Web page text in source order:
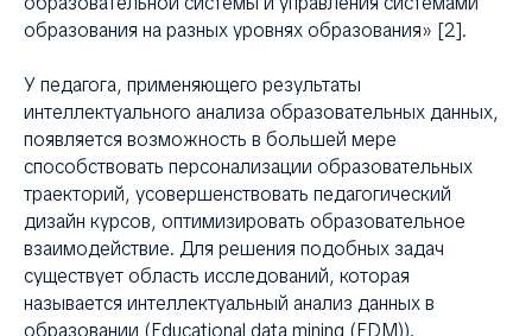
образования на разных уровнях образования» [2].
У педагога, применяющего результаты
интеллектуального анализа образовательных данных,
появляется возможность в большей мере
способствовать персонализации образовательных
траекторий, усовершенствовать педагогический
дизайн курсов, оптимизировать образовательное
взаимодействие. Для решения подобных задач
существует область исследований, которая
называется интеллектуальный анализ данных в
образовании (Educational data mining (EDM)).